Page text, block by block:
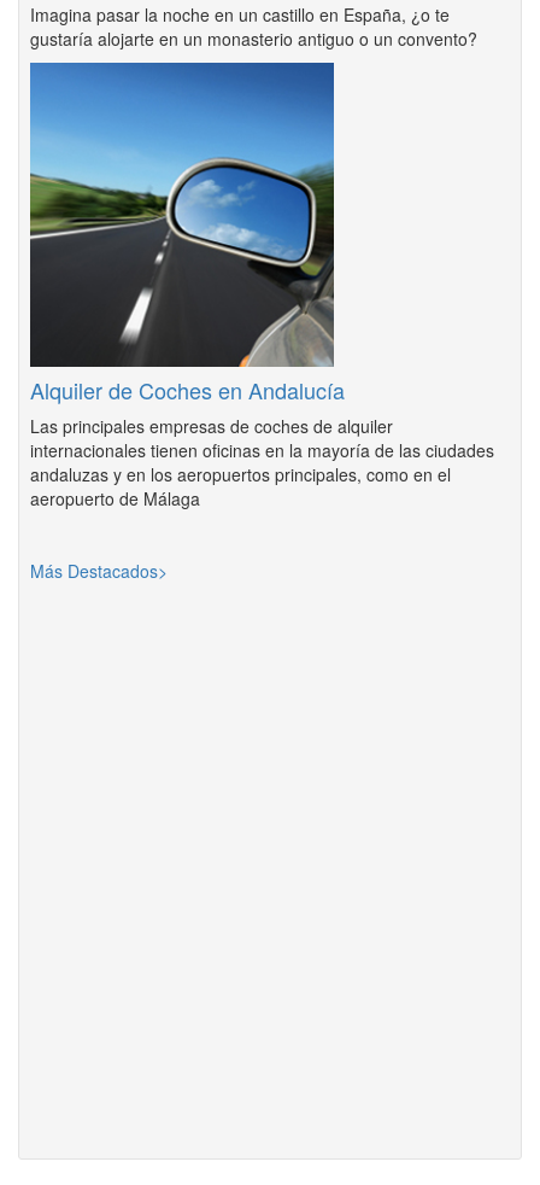
Imagina pasar la noche en un castillo en España, ¿o te
gustaría alojarte en un monasterio antiguo o un convento?
Alquiler de Coches en Andalucía
Las principales empresas de coches de alquiler
internacionales tienen oficinas en la mayoría de las ciudades
andaluzas y en los aeropuertos principales, como en el
aeropuerto de Málaga
Más Destacados>